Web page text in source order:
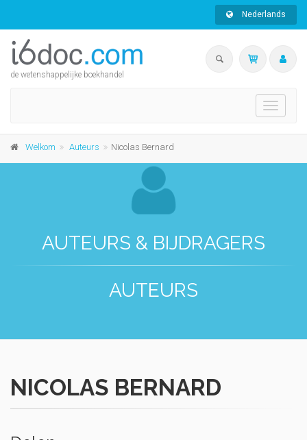
Nederlands
de wetenshappelijke boekhandel
Toggle
Welkom Auteurs Nicolas Bernard
AUTEURS & BIJDRAGERS
AUTEURS
NICOLAS BERNARD